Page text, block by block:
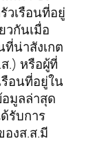
วเรือนที่อยู่
วกันเมื่อ
ที่น่าสังเกต
.) หรือผู้ที่
อนที่อยู่ใน
มูลล่าสุด
รับการ
องส.ส.มี